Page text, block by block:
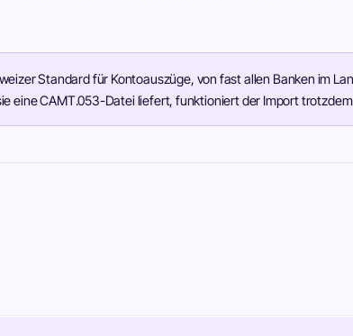
Standard für Kontoauszüge, von fast allen Banken im
eine CAMT.053-Datei liefert, funktioniert der Import